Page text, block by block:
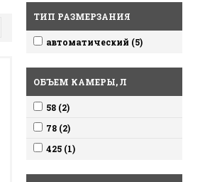
ТИП РАЗМЕРЗАНИЯ
автоматический (5)
ОБЪЕМ КАМЕРЫ, Л
58 (2)
78 (2)
425 (1)